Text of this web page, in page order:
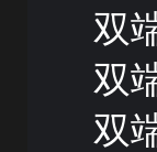
双
双
双